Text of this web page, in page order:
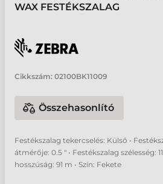
WAX FESTÉKSZALAG
Cikkszám: 02100BK11009
Összehasonlító
Festékszalag tekercselés: Külső •
átmérője: 0.5 " • Festékszalag szélesség:
hosszúság: 91 m • Szín: Fekete